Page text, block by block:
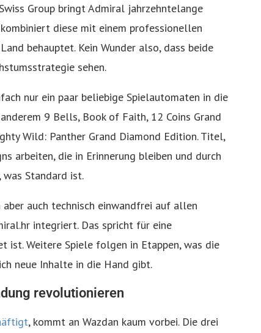
Group bringt Admiral jahrzehntelange
diese mit einem professionellen
behauptet. Kein Wunder also, dass beide
sehen.
nur ein paar beliebige Spielautomaten in die
9 Bells, Book of Faith, 12 Coins Grand
Wild: Panther Grand Diamond Edition. Titel,
arbeiten, die in Erinnerung bleiben und durch
was Standard ist.
aber auch technisch einwandfrei auf allen
integriert. Das spricht für eine
Weitere Spiele folgen in Etappen, was die
neue Inhalte in die Hand gibt.
revolutionieren
, kommt an Wazdan kaum vorbei. Die drei